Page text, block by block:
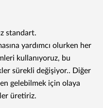
standart.
yardımcı olurken her
kullanıyoruz, bu
sürekli değişiyor.. Diğer
gelebilmek için olaya
üretiriz.